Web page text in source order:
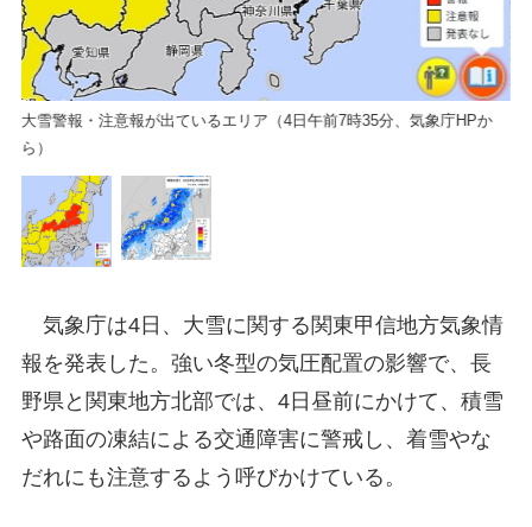
大雪警報・注意報が出ているエリア（4日午前7時35分、気象庁HPか
ら）
気象庁は4日、大雪に関する関東甲信地方気象情
報を発表した。強い冬型の気圧配置の影響で、長
野県と関東地方北部では、4日昼前にかけて、積雪
や路面の凍結による交通障害に警戒し、着雪やな
だれにも注意するよう呼びかけている。